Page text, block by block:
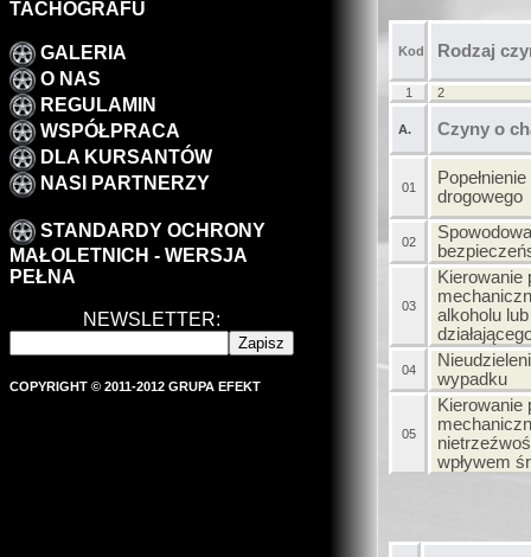
TACHOGRAFU
GALERIA
O NAS
REGULAMIN
WSPÓŁPRACA
DLA KURSANTÓW
NASI PARTNERZY
STANDARDY OCHRONY
MAŁOLETNICH - WERSJA
PEŁNA
NEWSLETTER:
COPYRIGHT © 2011-2012 GRUPA EFEKT
Kod Rodzaj
1 2
A. Czyny o
01
drogowego
02
03
Kierowanie
alkoholu
04
wypadku
05
Kierowanie
wpływem